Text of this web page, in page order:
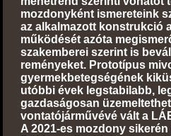
mozdonyként ismereteink
az alkalmazott konstrukció
működését azóta
szakemberei szerint is
reményeket. Prototípus
gyermekbetegségének
utóbbi évek legstabilabb,
gazdaságosan
vontatójárművévé vált a
A 2021-es mozdony